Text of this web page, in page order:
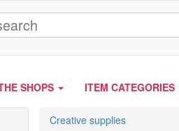
SHOPS ITEM CATEGORIES
Creative supplies